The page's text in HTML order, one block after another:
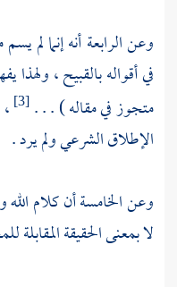
وعن الرابعة أنه إنما لم
في أقواله بالقبيح ،
متجوز في مقاله ) . . . [3]
الإطلاق الشرعي ولم يرد .
وعن الخامسة أن كلام
لا بمعنى الحقيقة المقابلة